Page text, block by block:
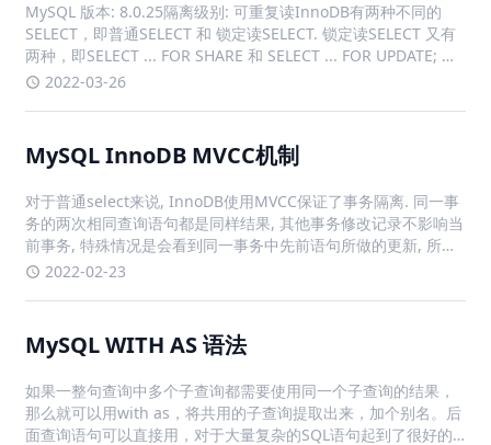
MySQL 版本: 8.0.25隔离级别: 可重复读InnoDB有两种不同的
SELECT，即普通SELECT 和 锁定读SELECT. 锁定读SELECT 又有
两种，即SELECT ... FOR SHARE 和 SELECT ... FOR UPDATE; 锁
定读SELECT 之外的则是 普通SE
2022-03-26
MySQL InnoDB MVCC机制
对于普通select来说, InnoDB使用MVCC保证了事务隔离. 同一事
务的两次相同查询语句都是同样结果, 其他事务修改记录不影响当
前事务, 特殊情况是会看到同一事务中先前语句所做的更新, 所以
对于普通select(快照读)来说, MVCC是解决了脏读/不可重复读/幻
2022-02-23
MySQL WITH AS 语法
如果一整句查询中多个子查询都需要使用同一个子查询的结果，
那么就可以用with as，将共用的子查询提取出来，加个别名。后
面查询语句可以直接用，对于大量复杂的SQL语句起到了很好的